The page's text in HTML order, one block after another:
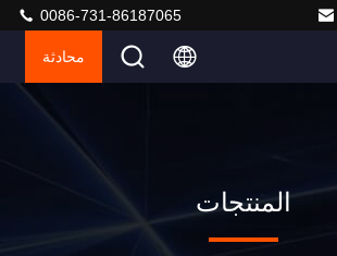
0086-731-86187065
محادثة
المنتجات